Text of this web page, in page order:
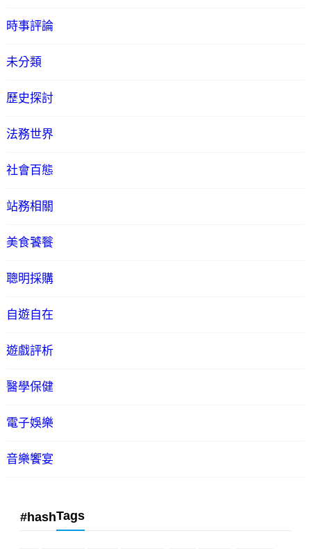
時事評論
未分類
歷史探討
法務世界
社會百態
站務相關
美食饕餮
聰明採購
自遊自在
遊戲評析
醫學保健
電子娛樂
音樂饗宴
#hashTags